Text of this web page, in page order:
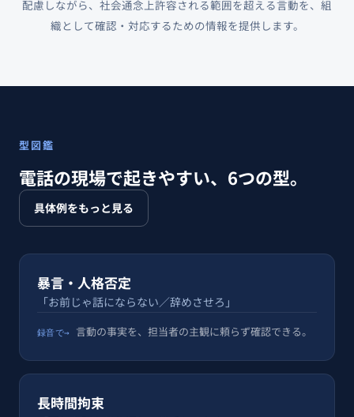
配慮しながら、社会通念上許容される範囲を超える言動を、組
織として確認・対応するための情報を提供します。
型図鑑
電話の現場で起きやすい、6つの型。
具体例をもっと見る
暴言・人格否定
「お前じゃ話にならない／辞めさせろ」
録音で→ 言動の事実を、担当者の主観に頼らず確認できる。
長時間拘束